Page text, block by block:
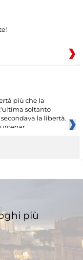
più che la
soltanto
la libertà.
più